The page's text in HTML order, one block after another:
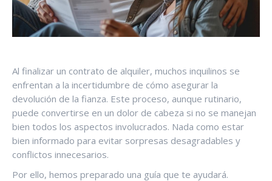
Al finalizar un contrato de alquiler, muchos inquilinos se
enfrentan a la incertidumbre de cómo asegurar la
devolución de la fianza. Este proceso, aunque rutinario,
puede convertirse en un dolor de cabeza si no se manejan
bien todos los aspectos involucrados. Nada como estar
bien informado para evitar sorpresas desagradables y
conflictos innecesarios.
Por ello, hemos preparado una guía que te ayudará.